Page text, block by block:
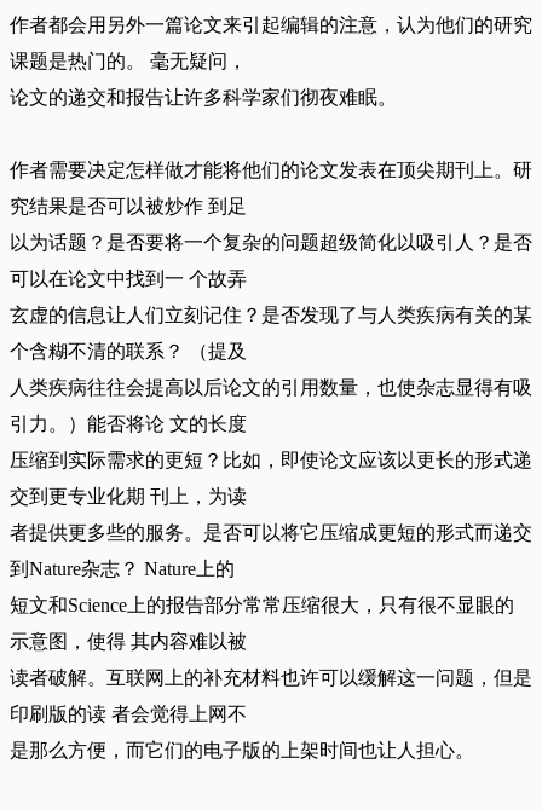
作者都会用另外一篇论文来引起编辑的注意，认为他们的研究
课题是热门的。 毫无疑问，
论文的递交和报告让许多科学家们彻夜难眠。
作者需要决定怎样做才能将他们的论文发表在顶尖期刊上。研
究结果是否可以被炒作 到足
以为话题？是否要将一个复杂的问题超级简化以吸引人？是否
可以在论文中找到一 个故弄
玄虚的信息让人们立刻记住？是否发现了与人类疾病有关的某
个含糊不清的联系？ （提及
人类疾病往往会提高以后论文的引用数量，也使杂志显得有吸
引力。）能否将论 文的长度
压缩到实际需求的更短？比如，即使论文应该以更长的形式递
交到更专业化期 刊上，为读
者提供更多些的服务。是否可以将它压缩成更短的形式而递交
到Nature杂志？ Nature上的
短文和Science上的报告部分常常压缩很大，只有很不显眼的
示意图，使得 其内容难以被
读者破解。互联网上的补充材料也许可以缓解这一问题，但是
印刷版的读 者会觉得上网不
是那么方便，而它们的电子版的上架时间也让人担心。